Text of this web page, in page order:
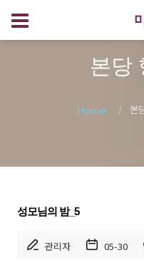
본당
Home 본
성모님의 밤_5
관리자 05-30